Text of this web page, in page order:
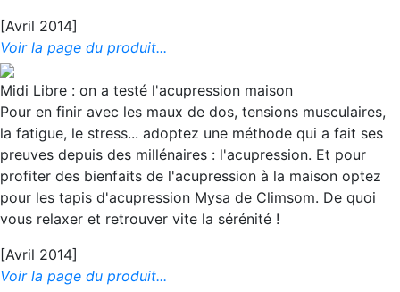
[Avril 2014]
Voir la page du produit...
Midi Libre : on a testé l'acupression maison
Pour en finir avec les maux de dos, tensions musculaires,
la fatigue, le stress... adoptez une méthode qui a fait ses
preuves depuis des millénaires : l'acupression. Et pour
profiter des bienfaits de l'acupression à la maison optez
pour les tapis d'acupression Mysa de Climsom. De quoi
vous relaxer et retrouver vite la sérénité !
[Avril 2014]
Voir la page du produit...